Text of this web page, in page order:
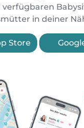
verfügbaren
in deiner
Store